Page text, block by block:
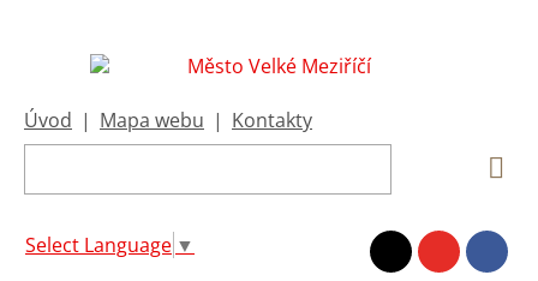
Úvod | Mapa webu | Kontakty
Select Language ▼